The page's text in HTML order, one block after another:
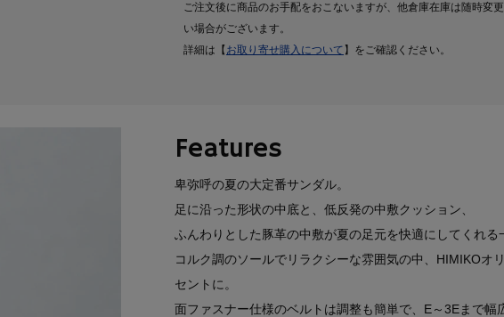
ご注文後に商品のお手配をおこないますが、他倉庫在庫は随時変
い場合がございます。
詳細は【 お取り寄せ購入について 】をご確認ください。
Features
卑弥呼の夏の大定番サンダル。
足に沿った形状の中底と、低反発の中敷クッション、
ふんわりとした豚革の中敷が夏の足元を快適にしてくれる
コルク調のソールでリラクシーな雰囲気の中、HIMIKOオ
セントに。
面ファスナー仕様のベルトは調整も簡単で、E～3Eまで幅